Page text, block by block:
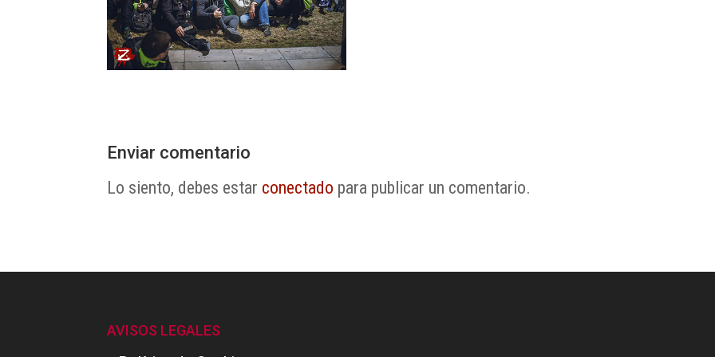
Enviar comentario
Lo siento, debes estar conectado para publicar un comentario.
AVISOS LEGALES